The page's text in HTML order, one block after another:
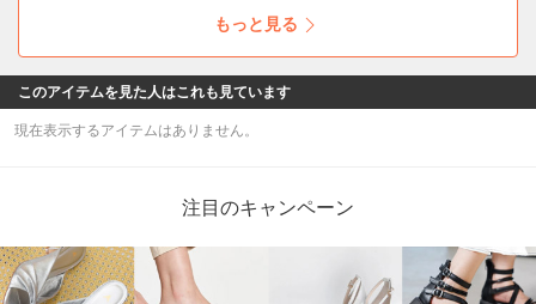
もっと見る
このアイテムを見た人はこれも見ています
現在表示するアイテムはありません。
注目のキャンペーン